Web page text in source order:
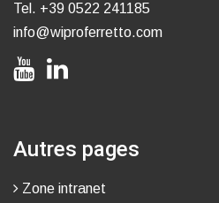
Tel. +39 0522 241185
info@wiproferretto.com
Autres pages
Zone intranet